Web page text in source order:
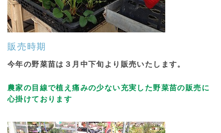
販売時期
今年の野菜苗は３月中下旬より販売いたします。
農家の目線で植え痛みの少ない充実した野菜苗の販売に
心掛けております